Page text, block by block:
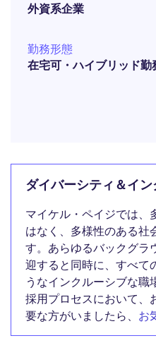
外資系企業
勤務形態
在宅可・ハイブリッド勤
ダイバーシティ＆イ
マイケル・ペイジでは、
はなく、多様性のある社
す。あらゆるバックグラ
迎すると同時に、すべて
うなインクルーシブな職
採用プロセスにおいて、
要な方がいましたら、 お